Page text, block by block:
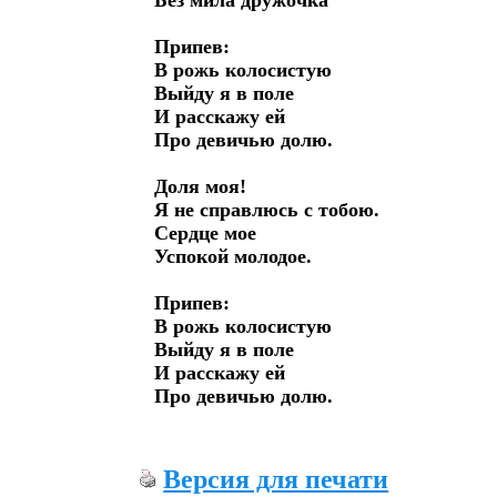
Припев:
В рожь колосистую
Выйду я в поле
И расскажу ей
Про девичью долю.
Доля моя!
Я не справлюсь с тобою.
Сердце мое
Успокой молодое.
Припев:
В рожь колосистую
Выйду я в поле
И расскажу ей
Про девичью долю.
Версия для печати